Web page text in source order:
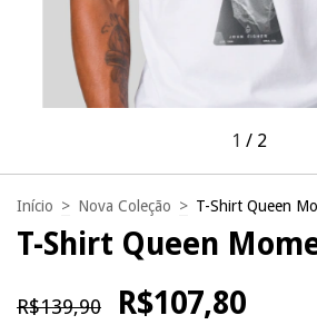
1 / 2
Início > Nova Coleção > T-Shirt Queen
T-Shirt Queen
R$139,90 R$107,80